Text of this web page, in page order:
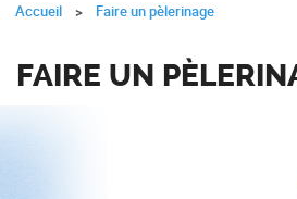
Accueil Faire un pèlerinage
FAIRE UN